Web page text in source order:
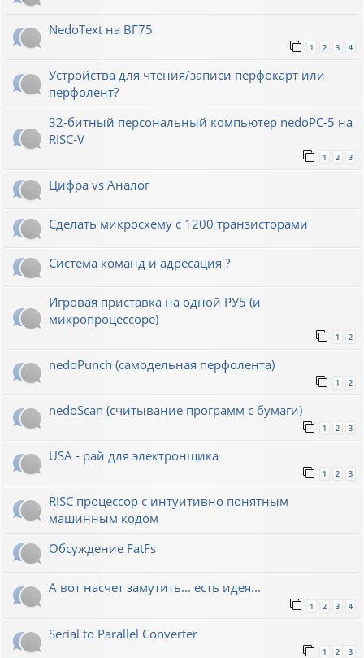
NedoText на ВГ75
1 2 3 4
Устройства для чтения/записи перфокарт или
перфолент?
32-битный персональный компьютер nedoPC-5 на
RISC-V
1 2 3
Цифра vs Аналог
Сделать микросхему с 1200 транзисторами
Система команд и адресация ?
Игровая приставка на одной РУ5 (и
микропроцессоре)
1 2
nedoPunch (самодельная перфолента)
1 2
nedoScan (считывание программ с бумаги)
1 2 3
USA - рай для электронщика
1 2 3
RISC процессор с интуитивно понятным
машинным кодом
Обсуждение FatFs
А вот насчет замутить... есть идея...
1 2 3 4
Serial to Parallel Converter
1 2 3